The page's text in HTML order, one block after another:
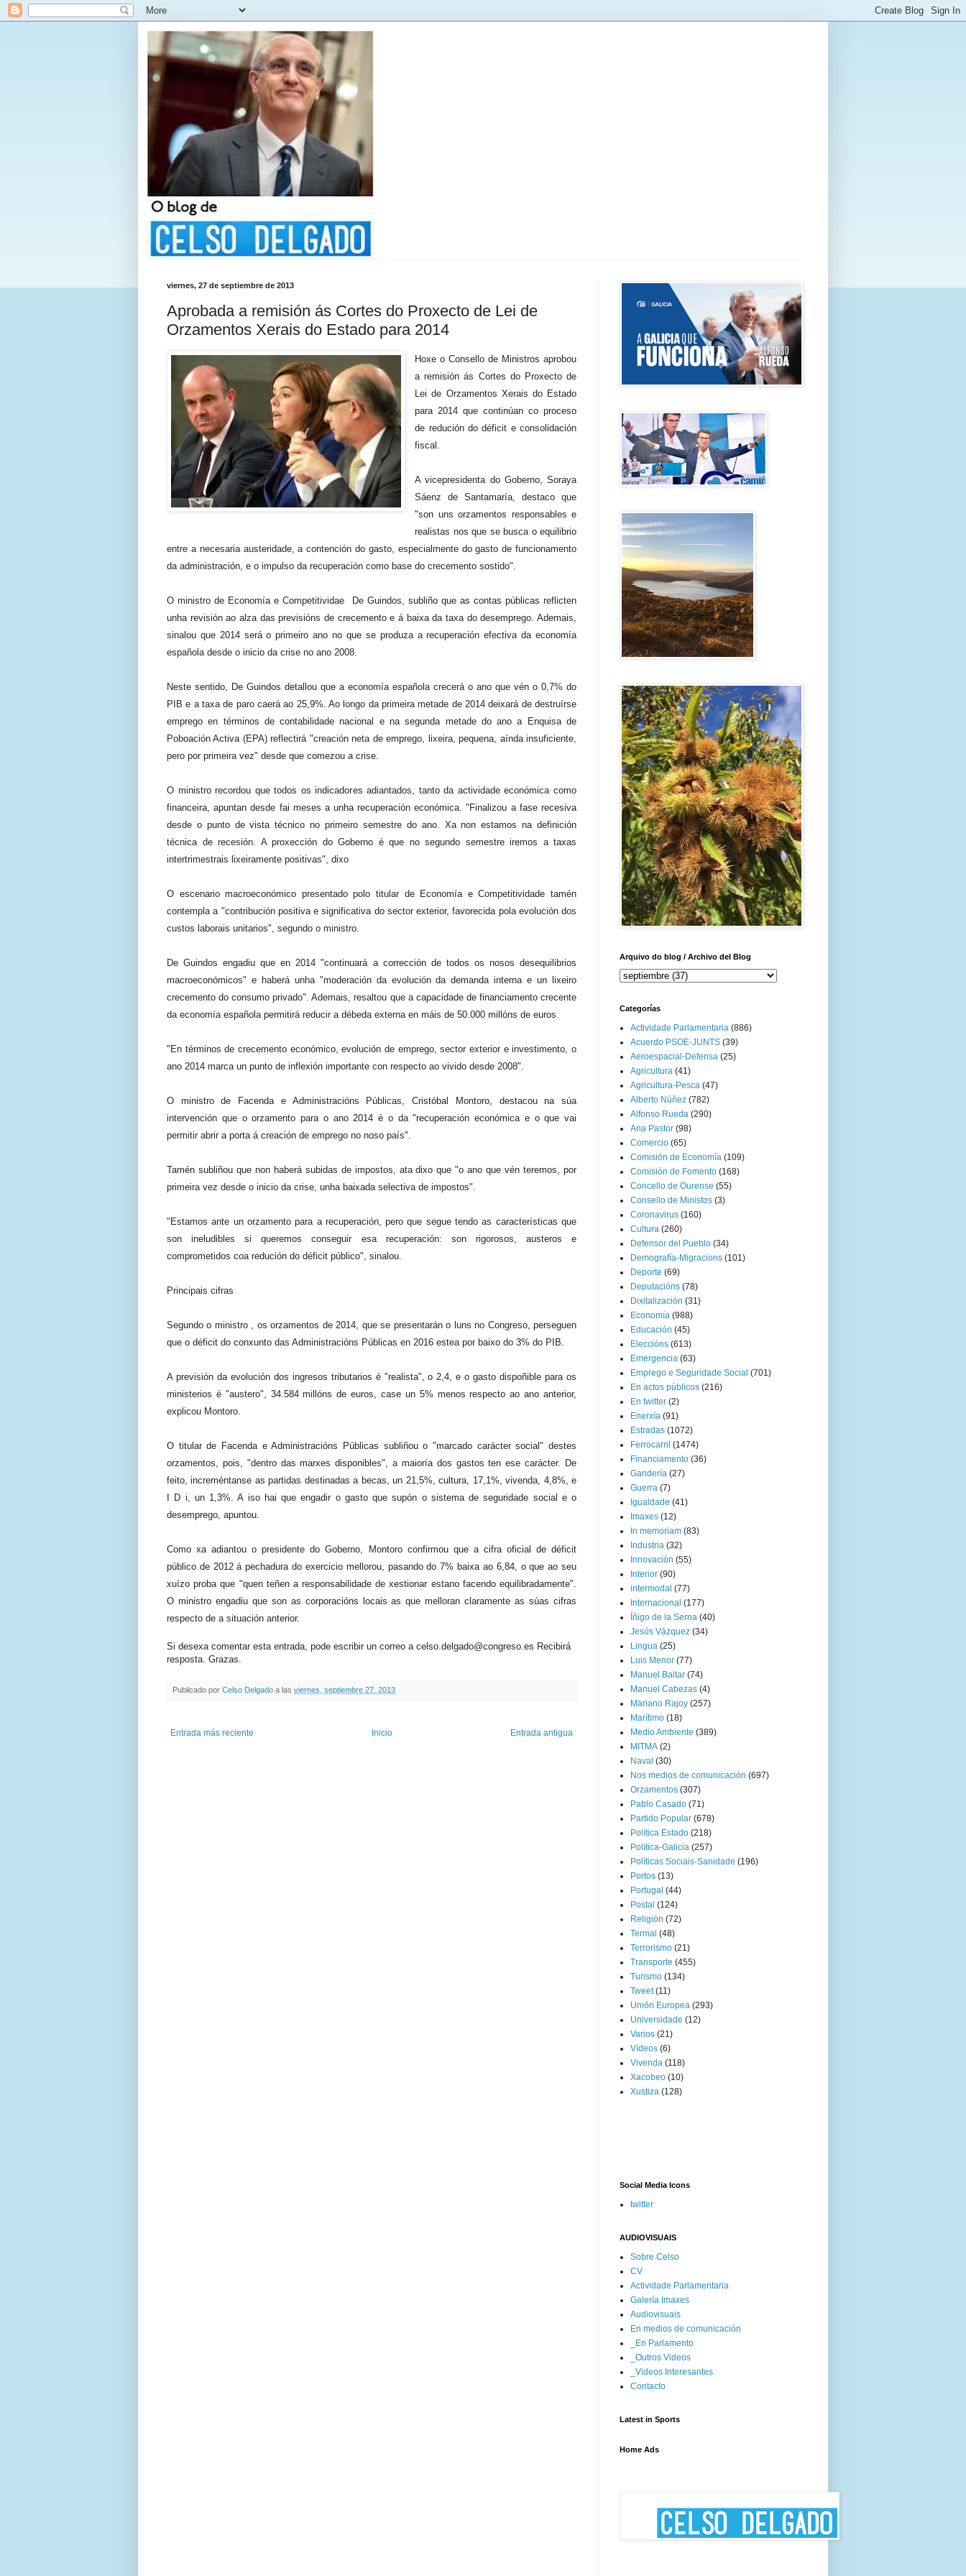
viernes, 27 de septiembre de 2013
Aprobada a remisión ás Cortes do Proxecto de Lei de
Orzamentos Xerais do Estado para 2014
Hoxe o Consello de Ministros aprobou
a remisión ás Cortes do Proxecto de
Lei de Orzamentos Xerais do Estado
para 2014 que continúan co proceso
de redución do déficit e consolidación
fiscal.
A vicepresidenta do Goberno, Soraya
Sáenz de Santamaría, destaco que
"son uns orzamentos responsables e
realistas nos que se busca o equilibrio
entre a necesaria austeridade, a contención do gasto, especialmente do gasto de funcionamento
da administración, e o impulso da recuperación como base do crecemento sostido".
O ministro de Economía e Competitividae De Guindos, subliño que as contas públicas reflicten
unha revisión ao alza das previsións de crecemento e á baixa da taxa do desemprego. Ademais,
sinalou que 2014 será o primeiro ano no que se produza a recuperación efectiva da economía
española desde o inicio da crise no ano 2008.
Neste sentido, De Guindos detallou que a economía española crecerá o ano que vén o 0,7% do
PIB e a taxa de paro caerá ao 25,9%. Ao longo da primeira metade de 2014 deixará de destruírse
emprego en términos de contabilidade nacional e na segunda metade do ano a Enquisa de
Poboación Activa (EPA) reflectirá "creación neta de emprego, lixeira, pequena, aínda insuficiente,
pero por primeira vez" desde que comezou a crise.
O ministro recordou que todos os indicadores adiantados, tanto da actividade económica como
financeira, apuntan desde fai meses a unha recuperación económica. "Finalizou a fase recesiva
desde o punto de vista técnico no primeiro semestre do ano. Xa non estamos na definición
técnica de recesión. A proxección do Goberno é que no segundo semestre iremos a taxas
intertrimestrais lixeiramente positivas", dixo
O escenario macroeconómico presentado polo titular de Economía e Competitividade tamén
contempla a "contribución positiva e significativa do sector exterior, favorecida pola evolución dos
custos laborais unitarios", segundo o ministro.
De Guindos engadiu que en 2014 "continuará a corrección de todos os nosos desequilibrios
macroeconómicos" e haberá unha "moderación da evolución da demanda interna e un lixeiro
crecemento do consumo privado". Ademais, resaltou que a capacidade de financiamento crecente
da economía española permitirá reducir a débeda externa en máis de 50.000 millóns de euros.
"En términos de crecemento económico, evolución de emprego, sector exterior e investimento, o
ano 2014 marca un punto de inflexión importante con respecto ao vivido desde 2008".
O ministro de Facenda e Administracións Públicas, Cristóbal Montoro, destacou na súa
intervención que o orzamento para o ano 2014 é o da "recuperación económica e o que vai
permitir abrir a porta á creación de emprego no noso país".
Tamén subliñou que non haberá subidas de impostos, ata dixo que "o ano que vén teremos, por
primeira vez desde o inicio da crise, unha baixada selectiva de impostos".
"Estamos ante un orzamento para a recuperación, pero que segue tendo as características que
son ineludibles si queremos conseguir esa recuperación: son rigorosos, austeros e
comprometidos coa redución do déficit público", sinalou.
Principais cifras
Segundo o ministro , os orzamentos de 2014, que se presentarán o luns no Congreso, perseguen
que o déficit do conxunto das Administracións Públicas en 2016 estea por baixo do 3% do PIB.
A previsión da evolución dos ingresos tributarios é "realista", o 2,4, e o gasto dispoñible para os
ministerios é "austero", 34.584 millóns de euros, case un 5% menos respecto ao ano anterior,
explicou Montoro.
O titular de Facenda e Administracións Públicas subliñou o "marcado carácter social" destes
orzamentos, pois, "dentro das marxes disponibles", a maioría dos gastos ten ese carácter. De
feito, increméntanse as partidas destinadas a becas, un 21,5%, cultura, 17,1%, vivenda, 4,8%, e
I D i, un 1,3%. A iso hai que engadir o gasto que supón o sistema de seguridade social e o
desemprego, apuntou.
Como xa adiantou o presidente do Goberno, Montoro confirmou que a cifra oficial de déficit
público de 2012 á pechadura do exercicio mellorou, pasando do 7% baixa ao 6,84, o que ao seu
xuízo proba que "quen teñen a responsabilidade de xestionar estano facendo equilibradamente".
O ministro engadiu que son as corporacións locais as que melloran claramente as súas cifras
respecto de a situación anterior.
Si desexa comentar esta entrada, pode escribir un correo a celso.delgado@congreso.es Recibirá
resposta. Grazas.
Publicado por Celso Delgado a las viernes, septiembre 27, 2013
Entrada más reciente Entrada antigua
Inicio
Arquivo do blog / Archivo del Blog
Categorías
Actividade Parlamentaria (886)
Acuerdo PSOE-JUNTS (39)
Aeroespacial-Defensa (25)
Agricultura (41)
Agricultura-Pesca (47)
Alberto Núñez (782)
Alfonso Rueda (290)
Ana Pastor (98)
Comercio (65)
Comisión de Economía (109)
Comisión de Fomento (168)
Concello de Ourense (55)
Consello de Ministos (3)
Coronavirus (160)
Cultura (260)
Defensor del Pueblo (34)
Demografía-Migracions (101)
Deporte (69)
Deputacións (78)
Dixitalización (31)
Economía (988)
Educación (45)
Eleccións (613)
Emergencia (63)
Emprego e Seguridade Social (701)
En actos públicos (216)
En twitter (2)
Enerxía (91)
Estradas (1072)
Ferrocarril (1474)
Financiamento (36)
Gandería (27)
Guerra (7)
Igualdade (41)
Imaxes (12)
In memoriam (83)
Industria (32)
Innovación (55)
Interior (90)
intermodal (77)
Internacional (177)
Íñigo de la Serna (40)
Jesús Vázquez (34)
Lingua (25)
Luis Menor (77)
Manuel Baltar (74)
Manuel Cabezas (4)
Mariano Rajoy (257)
Marítimo (18)
Medio Ambiente (389)
MITMA (2)
Naval (30)
Nos medios de comunicación (697)
Orzamentos (307)
Pablo Casado (71)
Partido Popular (678)
Política Estado (218)
Política-Galicia (257)
Políticas Sociais-Sanidade (196)
Portos (13)
Portugal (44)
Postal (124)
Religión (72)
Termal (48)
Terrorismo (21)
Transporte (455)
Turismo (134)
Tweet (11)
Unión Europea (293)
Universidade (12)
Varios (21)
Vídeos (6)
Vivenda (118)
Xacobeo (10)
Xustiza (128)
Social Media Icons
twitter
AUDIOVISUAIS
Sobre Celso
CV
Actividade Parlamentaria
Galería Imaxes
Audiovisuais
En medios de comunicación
_En Parlamento
_Outros Videos
_Videos Interesantes
Contacto
Latest in Sports
Home Ads